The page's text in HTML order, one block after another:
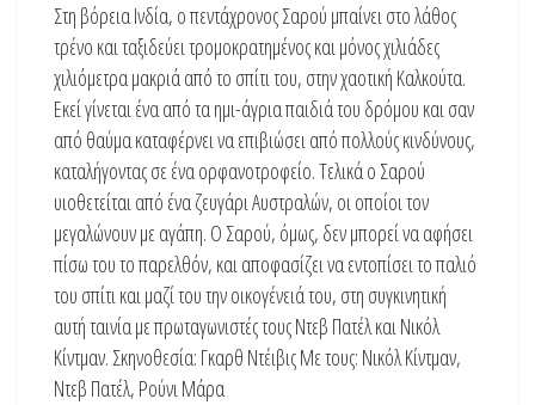
Στη βόρεια Ινδία, ο πεντάχρονος Σαρού μπαίνει στο λάθος
τρένο και ταξιδεύει τρομοκρατημένος και μόνος χιλιάδες
χιλιόμετρα μακριά από το σπίτι του, στην χαοτική Καλκούτα.
Εκεί γίνεται ένα από τα ημι-άγρια παιδιά του δρόμου και σαν
από θαύμα καταφέρνει να επιβιώσει από πολλούς κινδύνους,
καταλήγοντας σε ένα ορφανοτροφείο. Τελικά ο Σαρού
υιοθετείται από ένα ζευγάρι Αυστραλών, οι οποίοι τον
μεγαλώνουν με αγάπη. Ο Σαρού, όμως, δεν μπορεί να αφήσει
πίσω του το παρελθόν, και αποφασίζει να εντοπίσει το παλιό
του σπίτι και μαζί του την οικογένειά του, στη συγκινητική
αυτή ταινία με πρωταγωνιστές τους Ντεβ Πατέλ και Νικόλ
Κίντμαν. Σκηνοθεσία: Γκαρθ Ντέιβις Με τους: Νικόλ Κίντμαν,
Ντεβ Πατέλ, Ρούνι Μάρα